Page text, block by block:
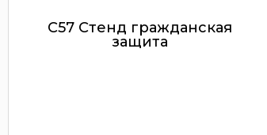
С57 Стенд гражданская
защита